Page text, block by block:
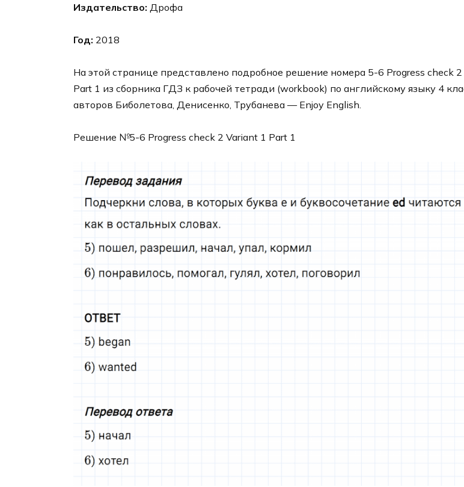
Издательство: Дрофа
Год: 2018
На этой странице представлено подробное решение номера 5-6 Progress check 2
Part 1 из сборника ГДЗ к рабочей тетради (workbook) по английскому языку 4
авторов Биболетова, Денисенко, Трубанева — Enjoy English.
Решение №5-6 Progress check 2 Variant 1 Part 1